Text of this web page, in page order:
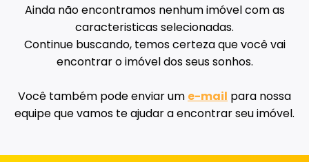
Ainda não encontramos nenhum imóvel com as
caracteristicas selecionadas.
Continue buscando, temos certeza que você vai
encontrar o imóvel dos seus sonhos.
Você também pode enviar um e-mail para nossa
equipe que vamos te ajudar a encontrar seu imóvel.